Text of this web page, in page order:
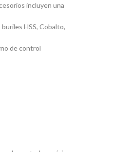
incluyen una
HSS, Cobalto,
de control